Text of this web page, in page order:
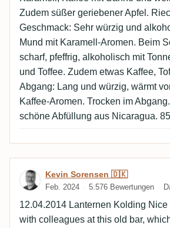
Zudem süßer geriebener Apfel.
Geschmack: Sehr würzig und
Mund mit Karamell-Aromen. Beim
scharf, pfeffrig, alkoholisch mit
und Toffee. Zudem etwas Kaffee,
Abgang: Lang und würzig, wärmt
Kaffee-Aromen. Trocken im
schöne Abfüllung aus Nicaragua.
Bewertung von Kevin
Kevin Sorensen 🇩🇰
Feb. 2024 5.576 Bewertungen
12.04.2014 Lanternen Kolding
with colleagues at this old bar,